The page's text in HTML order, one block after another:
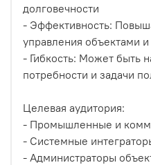
долговечности
- Эффективность:
управления объектами
- Гибкость: Может быть
потребности и задачи
Целевая аудитория:
- Промышленные и
- Системные
- Администраторы